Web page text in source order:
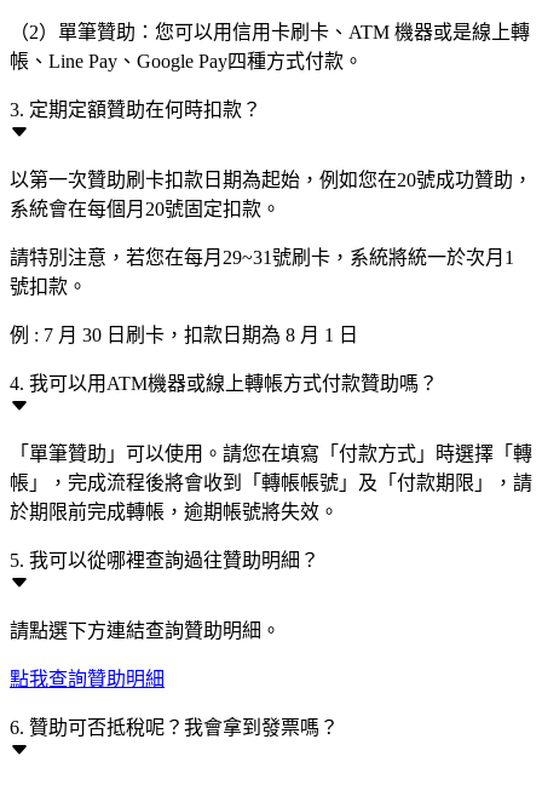
（2）單筆贊助：您可以用信用卡刷卡、ATM 機器或是線上轉
帳、Line Pay、Google Pay四種方式付款。
3. 定期定額贊助在何時扣款？
以第一次贊助刷卡扣款日期為起始，例如您在20號成功贊助，
系統會在每個月20號固定扣款。
請特別注意，若您在每月29~31號刷卡，系統將統一於次月1
號扣款。
例 : 7 月 30 日刷卡，扣款日期為 8 月 1 日
4. 我可以用ATM機器或線上轉帳方式付款贊助嗎？
「單筆贊助」可以使用。請您在填寫「付款方式」時選擇「轉
帳」，完成流程後將會收到「轉帳帳號」及「付款期限」，請
於期限前完成轉帳，逾期帳號將失效。
5. 我可以從哪裡查詢過往贊助明細？
請點選下方連結查詢贊助明細。
點我查詢贊助明細
6. 贊助可否抵稅呢？我會拿到發票嗎？